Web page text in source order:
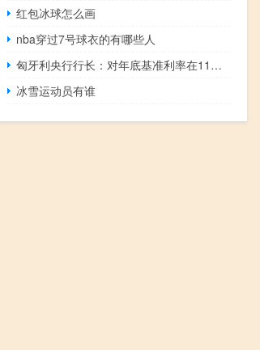
红包冰球怎么画
nba穿过7号球衣的有哪些人
匈牙利央行行长：对年底基准利率在11%左右的预测是“现实的”
冰雪运动员有谁